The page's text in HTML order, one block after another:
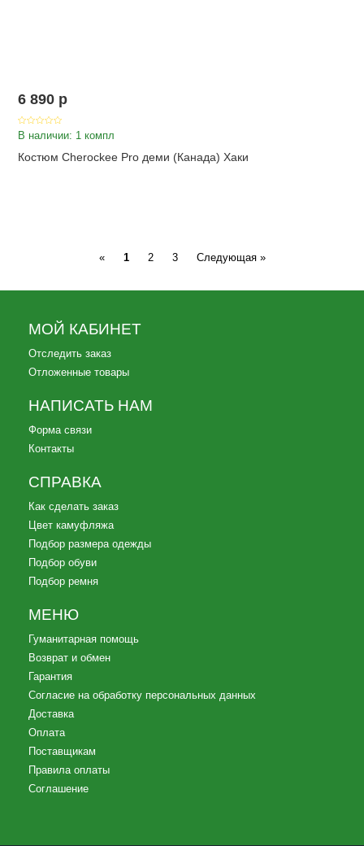
6 890 p
В наличии: 1 компл
Костюм Cherockee Pro деми (Канада) Хаки
«Previous
1 2 3 Следующая »Next
МОЙ КАБИНЕТ
Отследить заказ
Отложенные товары
НАПИСАТЬ НАМ
Форма связи
Контакты
СПРАВКА
Как сделать заказ
Цвет камуфляжа
Подбор размера одежды
Подбор обуви
Подбор ремня
МЕНЮ
Гуманитарная помощь
Возврат и обмен
Гарантия
Согласие на обработку персональных данных
Доставка
Оплата
Поставщикам
Правила оплаты
Соглашение